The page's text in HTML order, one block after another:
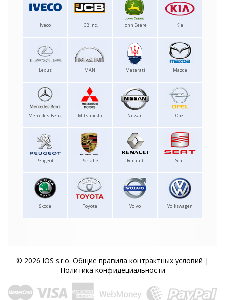
Iveco JCB Inc. John Deere Kia
Lexus MAN Maserati Mazda
Mercedes-Benz Mitsubishi Nissan Opel
Peugeot Porsche Renault Seat
Skoda Toyota Volvo Volkswagen
© 2026 IOS s.r.o. Общие правила контрактных условий |
Политика конфидециальности